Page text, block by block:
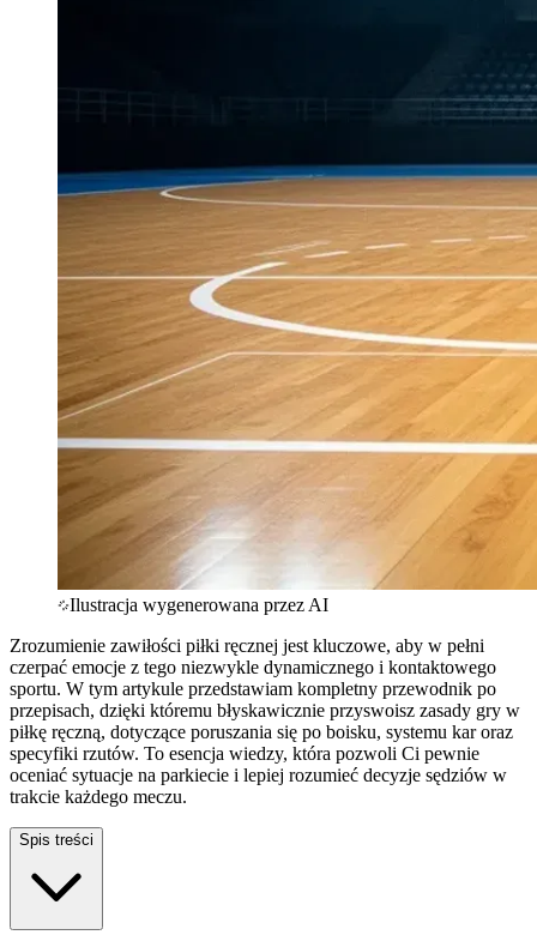
Ilustracja wygenerowana przez AI
Zrozumienie zawiłości piłki ręcznej jest kluczowe, aby w pełni
czerpać emocje z tego niezwykle dynamicznego i kontaktowego
sportu. W tym artykule przedstawiam kompletny przewodnik po
przepisach, dzięki któremu błyskawicznie przyswoisz zasady gry w
piłkę ręczną, dotyczące poruszania się po boisku, systemu kar oraz
specyfiki rzutów. To esencja wiedzy, która pozwoli Ci pewnie
oceniać sytuacje na parkiecie i lepiej rozumieć decyzje sędziów w
trakcie każdego meczu.
Spis treści